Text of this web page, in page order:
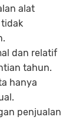
alat
dan relatif
tahun.
hanya
penjualan